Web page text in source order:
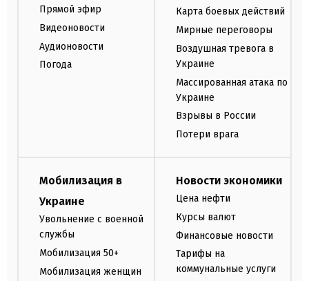
Прямой эфир
Видеоновости
Аудионовости
Погода
Карта боевых действий
Мирные переговоры
Воздушная тревога в
Украине
Массированная атака по
Украине
Взрывы в России
Потери врага
Мобилизация в
Украине
Увольнение с военной
службы
Мобилизация 50+
Мобилизация женщин
Новости экономики
Цена нефти
Курсы валют
Финансовые новости
Тарифы на
коммунальные услуги